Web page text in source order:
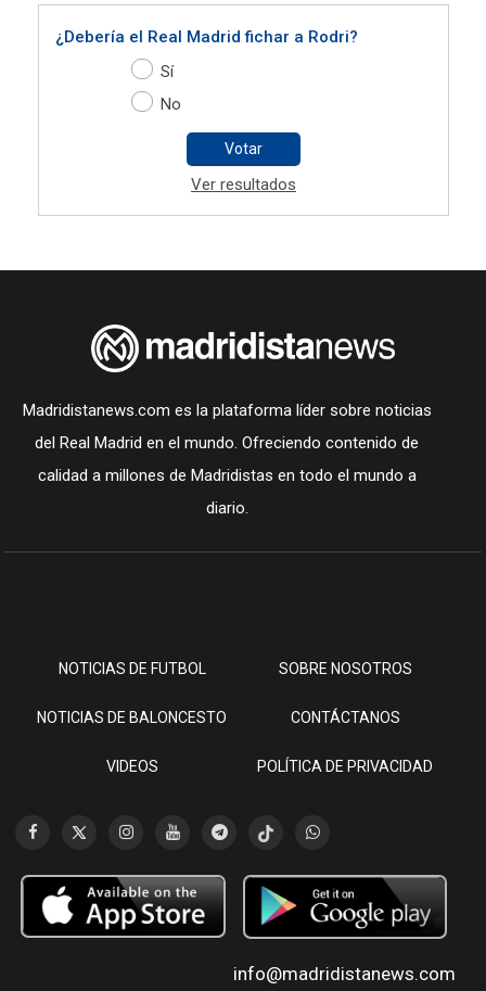
¿Debería el Real Madrid fichar a Rodri?
Sí
No
Votar
Ver resultados
Madridistanews.com es la plataforma líder sobre noticias
del Real Madrid en el mundo. Ofreciendo contenido de
calidad a millones de Madridistas en todo el mundo a
diario.
NOTICIAS DE FUTBOL
NOTICIAS DE BALONCESTO
VIDEOS
SOBRE NOSOTROS
CONTÁCTANOS
POLÍTICA DE PRIVACIDAD
info@madridistanews.com